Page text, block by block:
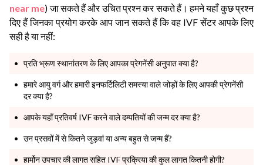
near me) जा सकते हैं और उचित प्रश्न कर सकते हैं। हमने यहाँ कुछ प्रश्न
दिए हैं जिनका प्रयोग करके आप जान सकते हैं कि वह IVF सेंटर आपके लिए
सही है या नहीं:
प्रति भ्रूण स्थानांतरण के लिए आपका प्रेगनेंसी अनुपात क्या है?
हमारे आयु वर्ग और हमारी इनफर्टिलिटी समस्या वाले जोड़ों के लिए आपकी प्रेगनेंसी
दर क्या है?
आपके यहाँ प्रतिवर्ष IVF करने वाले दम्पतियों की जन्म दर क्या है?
उन प्रसवों में से कितने जुड़वां या अन्य बहुत से जन्म हैं?
हार्मोन उपचार की लागत सहित IVF प्रक्रिया की कुल लागत कितनी होगी?